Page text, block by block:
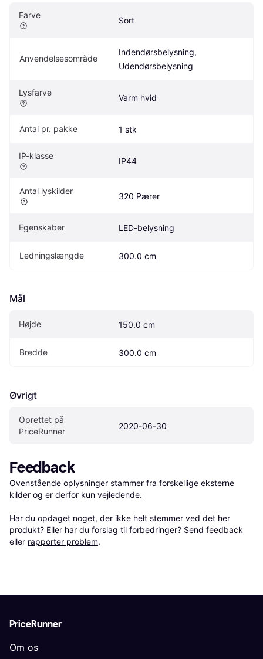
Farve
Sort
Anvendelsesområde
Indendørsbelysning,
Udendørsbelysning
Lysfarve
Varm hvid
Antal pr. pakke 1 stk
IP-klasse
IP44
Antal lyskilder
320 Pærer
Egenskaber LED-belysning
Ledningslængde 300.0 cm
Mål
Højde 150.0 cm
Bredde 300.0 cm
Øvrigt
Oprettet på
PriceRunner
2020-06-30
Feedback
Ovenstående oplysninger stammer fra forskellige eksterne
kilder og er derfor kun vejledende.
Har du opdaget noget, der ikke helt stemmer ved det her
produkt? Eller har du forslag til forbedringer? Send feedback
eller rapporter problem.
PriceRunner
Om os